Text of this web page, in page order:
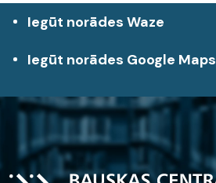
Iegūt norādes Waze
Iegūt norādes Google Maps